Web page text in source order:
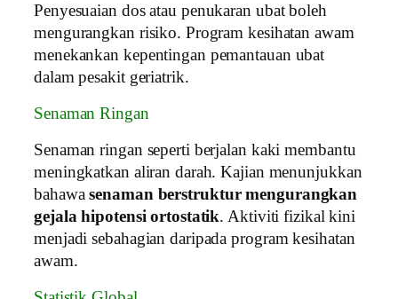
Penyesuaian dos atau penukaran ubat boleh
mengurangkan risiko. Program kesihatan awam
menekankan kepentingan pemantauan ubat
dalam pesakit geriatrik.
Senaman Ringan
Senaman ringan seperti berjalan kaki membantu
meningkatkan aliran darah. Kajian menunjukkan
bahawasenaman berstruktur mengurangkan
gejala hipotensi ortostatik. Aktiviti fizikal kini
menjadi sebahagian daripada program kesihatan
awam.